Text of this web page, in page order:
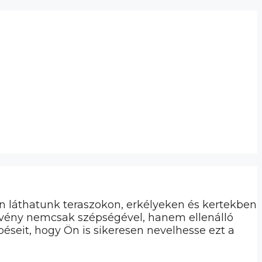
láthatunk teraszokon, erkélyeken és kertekben
nemcsak szépségével, hanem ellenálló
hogy Ön is sikeresen nevelhesse ezt a